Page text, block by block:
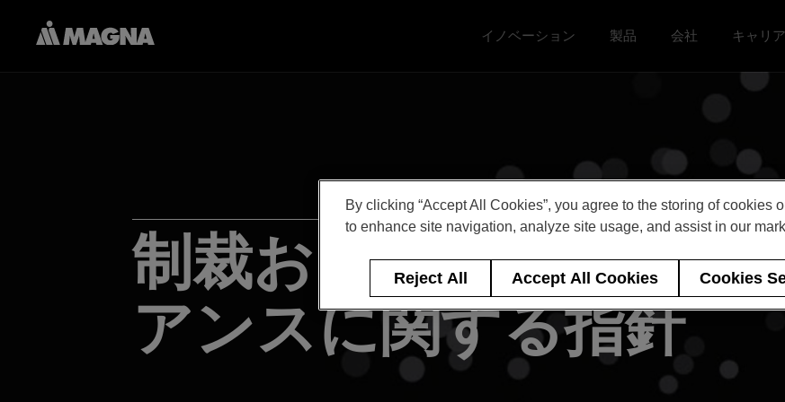
Toggle イノベーション menu
イノベーション Toggle
製品 Toggle 会社 menu
会社 Toggle
キャリア
制裁および禁輸措置の
アンスに関する指針
By clicking “Accept All Cookies”, you agree to the storing of cookies
to enhance site navigation, analyze site usage, and assist in our
Reject All Accept All Cookies Cookies